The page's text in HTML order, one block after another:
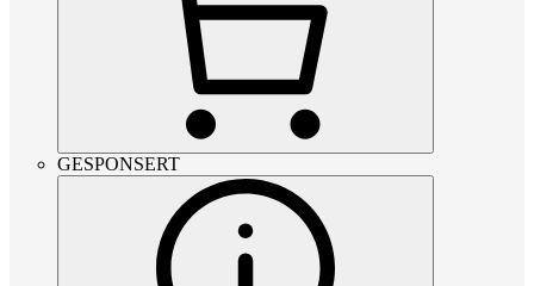
GESPONSERT